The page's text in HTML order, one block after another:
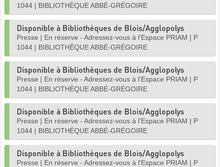
1044 | BIBLIOTHÈQUE ABBÉ-GRÉGOIRE
Disponible à Bibliothèques de Blois/Agglopolys
Presse | En réserve - Adressez-vous à l'Espace PRIAM | P
1044 | BIBLIOTHÈQUE ABBÉ-GRÉGOIRE
Disponible à Bibliothèques de Blois/Agglopolys
Presse | En réserve - Adressez-vous à l'Espace PRIAM | P
1044 | BIBLIOTHÈQUE ABBÉ-GRÉGOIRE
Disponible à Bibliothèques de Blois/Agglopolys
Presse | En réserve - Adressez-vous à l'Espace PRIAM | P
1044 | BIBLIOTHÈQUE ABBÉ-GRÉGOIRE
Disponible à Bibliothèques de Blois/Agglopolys
Presse | En réserve - Adressez-vous à l'Espace PRIAM | P